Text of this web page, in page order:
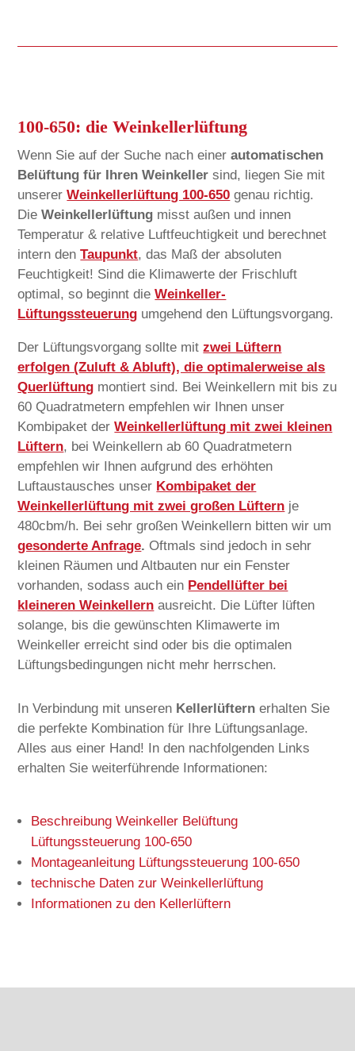
100-650: die Weinkellerlüftung
Wenn Sie auf der Suche nach einerautomatischen
Belüftung für Ihren Weinkeller sind, liegen Sie mit
unsererWeinkellerlüftung 100-650 genau richtig.
DieWeinkellerlüftung misst außen und innen
Temperatur & relative Luftfeuchtigkeit und berechnet
intern denTaupunkt, das Maß der absoluten
Feuchtigkeit! Sind die Klimawerte der Frischluft
optimal, so beginnt dieWeinkeller-
Lüftungssteuerung umgehend den Lüftungsvorgang.
Der Lüftungsvorgang sollte mitzwei Lüftern
erfolgen (Zuluft & Abluft), die optimalerweise als
Querlüftung montiert sind. Bei Weinkellern mit bis zu
60 Quadratmetern empfehlen wir Ihnen unser
Kombipaket derWeinkellerlüftung mit zwei kleinen
Lüftern, bei Weinkellern ab 60 Quadratmetern
empfehlen wir Ihnen aufgrund des erhöhten
Luftaustausches unser Kombipaket der
Weinkellerlüftung mit zwei großen Lüftern je
480cbm/h. Bei sehr großen Weinkellern bitten wir um
gesonderte Anfrage. Oftmals sind jedoch in sehr
kleinen Räumen und Altbauten nur ein Fenster
vorhanden, sodass auch ein Pendellüfter bei
kleineren Weinkellern ausreicht. Die Lüfter lüften
solange, bis die gewünschten Klimawerte im
Weinkeller erreicht sind oder bis die optimalen
Lüftungsbedingungen nicht mehr herrschen.
In Verbindung mit unseren Kellerlüftern erhalten Sie
die perfekte Kombination für Ihre Lüftungsanlage.
Alles aus einer Hand! In den nachfolgenden Links
erhalten Sie weiterführende Informationen:
Beschreibung Weinkeller Belüftung
Lüftungssteuerung 100-650
Montageanleitung Lüftungssteuerung 100-650
technische Daten zur Weinkellerlüftung
Informationen zu den Kellerlüftern